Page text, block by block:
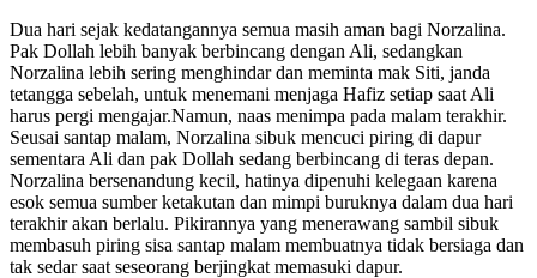
Dua hari sejak kedatangannya semua masih aman bagi Norzalina.
Pak Dollah lebih banyak berbincang dengan Ali, sedangkan
Norzalina lebih sering menghindar dan meminta mak Siti, janda
tetangga sebelah, untuk menemani menjaga Hafiz setiap saat Ali
harus pergi mengajar.Namun, naas menimpa pada malam terakhir.
Seusai santap malam, Norzalina sibuk mencuci piring di dapur
sementara Ali dan pak Dollah sedang berbincang di teras depan.
Norzalina bersenandung kecil, hatinya dipenuhi kelegaan karena
esok semua sumber ketakutan dan mimpi buruknya dalam dua hari
terakhir akan berlalu. Pikirannya yang menerawang sambil sibuk
membasuh piring sisa santap malam membuatnya tidak bersiaga dan
tak sedar saat seseorang berjingkat memasuki dapur.